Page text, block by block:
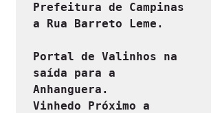
Prefeitura de Campinas
a Rua Barreto Leme.
Portal de Valinhos na
saída para a
Anhanguera.
Vinhedo Próximo a